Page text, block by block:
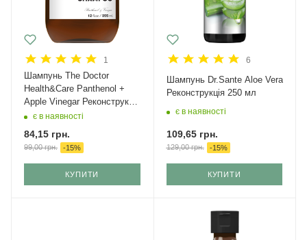
1
Шампунь The Doctor
Health&Care Panthenol +
Apple Vinegar Реконструкція
355 мл
є в наявності
84,15 грн.
99,00грн. -15%
КУПИТИ
6
Шампунь Dr.Sante Aloe Vera
Реконструкція 250 мл
є в наявності
109,65грн.
129,00грн. -15%
КУПИТИ